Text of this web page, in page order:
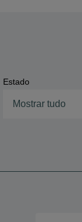
Estado
Mostrar tudo